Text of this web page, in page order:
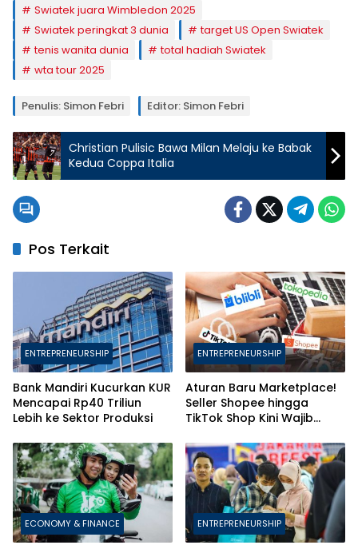
Swiatek juara Wimbledon 2025
Swiatek peringkat 3 dunia
target US Open Swiatek
tenis wanita dunia
total hadiah Swiatek
wta tour 2025
Penulis: Simon Febri Editor: Simon Febri
Christian Pulisic Bawa Milan Melaju ke Babak
Kedua Coppa Italia
Pos Terkait
ENTREPRENEURSHIP
Bank Mandiri Kucurkan KUR
Mencapai Rp40 Triliun
Lebih ke Sektor Produksi
ENTREPRENEURSHIP
Aturan Baru Marketplace!
Seller Shopee hingga
TikTok Shop Kini Wajib
BPJS
ECONOMY & FINANCE ENTREPRENEURSHIP